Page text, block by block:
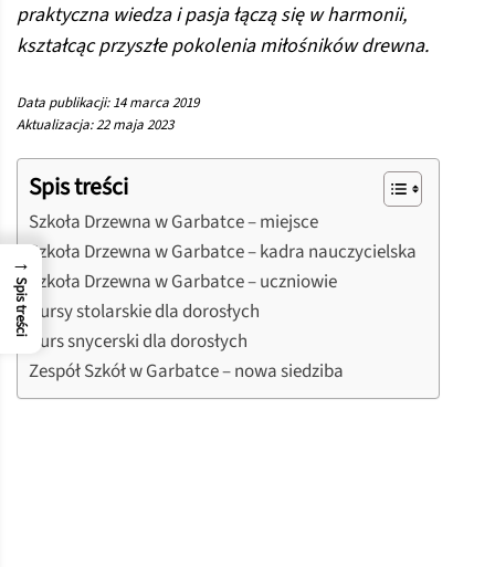
praktyczna wiedza i pasja łączą się w harmonii,
kształcąc przyszłe pokolenia miłośników drewna.
Data publikacji: 14 marca 2019
Aktualizacja: 22 maja 2023
Spis treści
Szkoła Drzewna w Garbatce – miejsce
Szkoła Drzewna w Garbatce – kadra nauczycielska
Szkoła Drzewna w Garbatce – uczniowie
Kursy stolarskie dla dorosłych
Kurs snycerski dla dorosłych
Zespół Szkół w Garbatce – nowa siedziba
→
Spis treści